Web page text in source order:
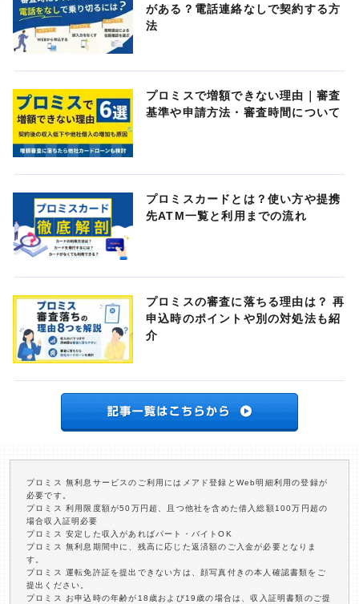
がある？電話連絡なしで契約する方
法
プロミスで増額できない理由｜審査
基準や申請方法・審査時間について
プロミスカードとは？使い方や提携
先ATM一覧と利用までの流れ
プロミスの審査に落ちる理由は？ 再
申込時のポイントや別の対処法も紹
介
プロミス 無利息サービスのご利用にはメアド登録とWeb明細利用の登録が
必要です。
プロミス 利用限度額が50万円超、且つ他社を含めた借入総額100万円超の
場合収入証明必要
プロミス 安定した収入があればパート・バイトOK
プロミス 無利息期間中に、残高に応じた返済額のご入金が必要となりま
す。
プロミス 運転免許証を提出できない方は、顔写真付きの本人確認書類をご
提出ください。
プロミス お申込時の年齢が18歳および19歳の場合は、収入証明書類のご提